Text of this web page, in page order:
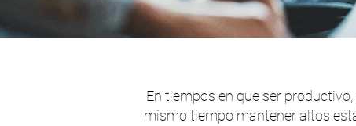
En tiempos en que ser
mismo tiempo mantener altos